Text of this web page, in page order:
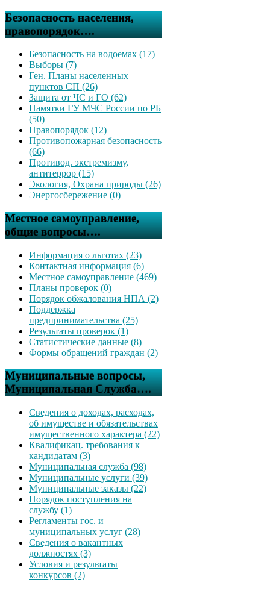
Безопасность населения,
правопорядок….
Безопасность на водоемах (17)
Выборы (7)
Ген. Планы населенных
пунктов СП (26)
Защита от ЧС и ГО (62)
Памятки ГУ МЧС России по РБ
(50)
Правопорядок (12)
Противопожарная безопасность
(66)
Противод. экстремизму,
антитеррор (15)
Экология, Охрана природы (26)
Энергосбережение (0)
Местное самоуправление,
общие вопросы….
Информация о льготах (23)
Контактная информация (6)
Местное самоуправление (469)
Планы проверок (0)
Порядок обжалования НПА (2)
Поддержка
предпринимательства (25)
Результаты проверок (1)
Статистические данные (8)
Формы обращений граждан (2)
Муниципальные вопросы,
Муниципальная Служба….
Сведения о доходах, расходах,
об имуществе и обязательствах
имущественного характера (22)
Квалификац. требования к
кандидатам (3)
Муниципальная служба (98)
Муниципальные услуги (39)
Муниципальные заказы (22)
Порядок поступления на
службу (1)
Регламенты гос. и
муниципальных услуг (28)
Сведения о вакантных
должностях (3)
Условия и результаты
конкурсов (2)